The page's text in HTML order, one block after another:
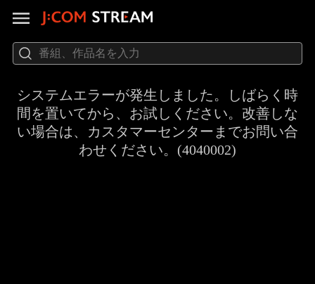
システムエラーが発生しました。しばらく時
間を置いてから、お試しください。改善しな
い場合は、カスタマーセンターまでお問い合
わせください。(4040002)